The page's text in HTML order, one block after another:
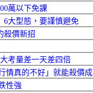
萬以下免課
6大型態，要謹慎避免
殺價新招
考量差一天差四倍
情真的不好」就能殺價
性強